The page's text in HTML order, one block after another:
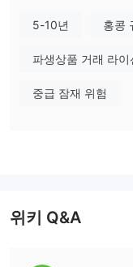
Going Securities은선
그리고투자 연구 를
로벌 시장 접근과 데이
폼을 다운로드하고 회
5-10년 홍콩
파생상품 거래 라이
중급 잠재 위험
위키 Q&A